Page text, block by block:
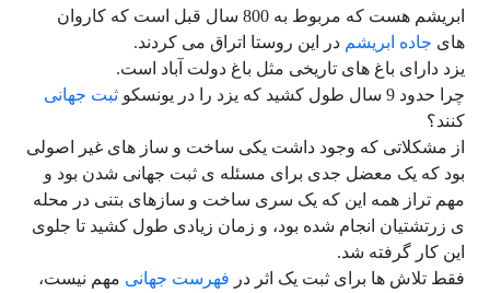
ابریشم هست که مربوط به 800 سال قبل است که کاروان
های جاده ابریشم در این روستا اتراق می کردند.
یزد دارای باغ های تاریخی مثل باغ دولت آباد است.
چرا حدود 9 سال طول کشید که یزد را در یونسکو
ثبت جهانی
کنند؟
از مشکلاتی که وجود داشت یکی ساخت و ساز های غیر اصولی
بود که یک معضل جدی برای مسئله ی ثبت جهانی شدن بود و
مهم تراز همه این که یک سری ساخت و سازهای بتنی در محله
ی زرتشتیان انجام شده بود، و زمان زیادی طول کشید تا جلوی
این کار گرفته شد.
فقط تلاش ها برای ثبت یک اثر در فهرست جهانی مهم نیست،